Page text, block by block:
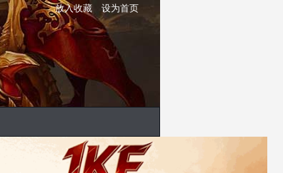
放入收藏 设为首页